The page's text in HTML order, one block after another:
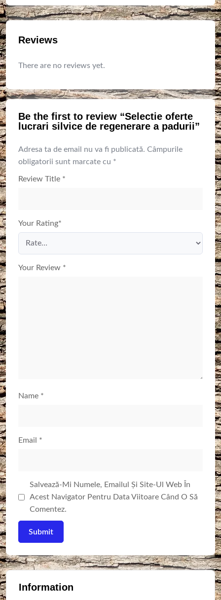
Reviews
There are no reviews yet.
Be the first to review “Selectie oferte
lucrari silvice de regenerare a padurii”
Adresa ta de email nu va fi publicată. Câmpurile
obligatorii sunt marcate cu *
Review Title *
Your Rating*
Your Review *
Name *
Email *
Salvează-Mi Numele, Emailul Și Site-Ul Web În
Acest Navigator Pentru Data Viitoare Când O Să
Comentez.
Information